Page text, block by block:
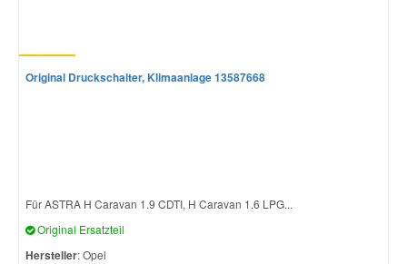
Original Druckschalter, Klimaanlage 13587668
Für ASTRA H Caravan 1.9 CDTI, H Caravan 1.6 LPG...
Original Ersatzteil
Hersteller: Opel